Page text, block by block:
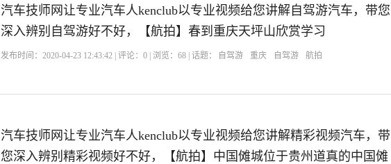
汽车技师网让专业汽车人kenclub以专业视频给您讲解自驾游汽车，带您
深入辨别自驾游好不好，【航拍】春到重庆天坪山欣赏学习
发布时间：2020-04-23 12:43:42 | 评论：0 | 浏览：68 | 话题： 自驾游 重庆 自驾游 航拍
汽车技师网让专业汽车人kenclub以专业视频给您讲解精彩视频汽车，带
您深入辨别精彩视频好不好，【航拍】中国傩城位于贵州道真的中国傩